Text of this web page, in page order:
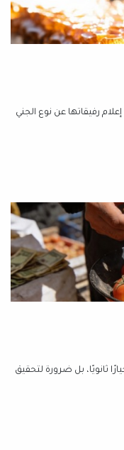
رفيقاتها عن نوع الجني
ثانويًا، بل ضرورة لتحقيق